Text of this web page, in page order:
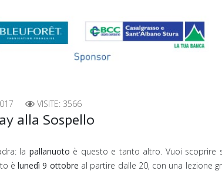
VISITE: 3566
alla Sospello
la pallanuoto è questo e tanto altro. Vuoi
è lunedì 9 ottobre al partire dalle 20, con una lezione